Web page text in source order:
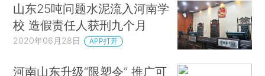
山东25吨问题水泥流入河南学
校 造假责任人获刑九个月
2020年06月28日 APP打开
河南山东升级“限塑令” 推广可